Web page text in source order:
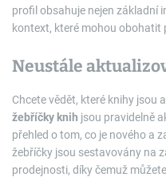
profil obsahuje nejen základní
kontext, které mohou obohatit
Neustále
Chcete vědět, které knihy jsou
žebříčky knih jsou pravidelně
přehled o tom, co je nového a
žebříčky jsou sestavovány na
prodejnosti, díky čemuž